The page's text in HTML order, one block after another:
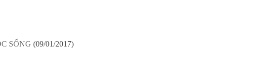
SỐNG (09/01/2017)